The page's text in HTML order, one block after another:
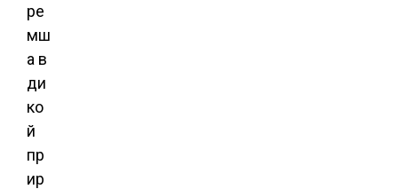
ре
мш
а в
ди
ко
й
пр
ир